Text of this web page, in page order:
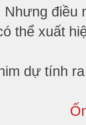
điều
thể xuất
dự tính